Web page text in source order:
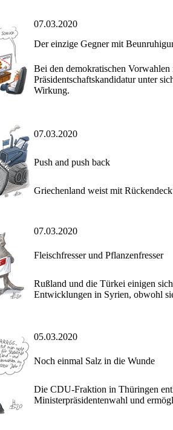
07.03.2020
Der einzige Gegner mit
Bei den demokratischen
Präsidentschaftskandidatur unter
Wirkung.
07.03.2020
Push and push back
Griechenland weist mit
07.03.2020
Fleischfresser und Pflanzenfresser
Rußland und die Türkei einigen
Entwicklungen in Syrien, obwohl
05.03.2020
Noch einmal Salz in die Wunde
Die CDU-Fraktion in Thüringen
Ministerpräsidentenwahl und